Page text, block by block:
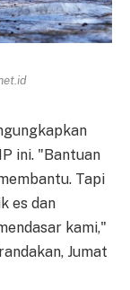
ini. "Bantuan
Tapi
es dan
kami,"
Jumat